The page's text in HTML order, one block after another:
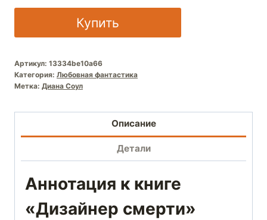
Купить
Артикул: 13334be10a66
Категория: Любовная фантастика
Метка: Диана Соул
Описание
Детали
Аннотация к книге
«Дизайнер смерти»